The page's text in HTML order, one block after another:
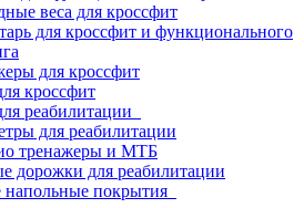
веса для кроссфит
для кроссфит и функционального
для кроссфит
кроссфит
реабилитации
для реабилитации
тренажеры и МТБ
дорожки для реабилитации
покрытия